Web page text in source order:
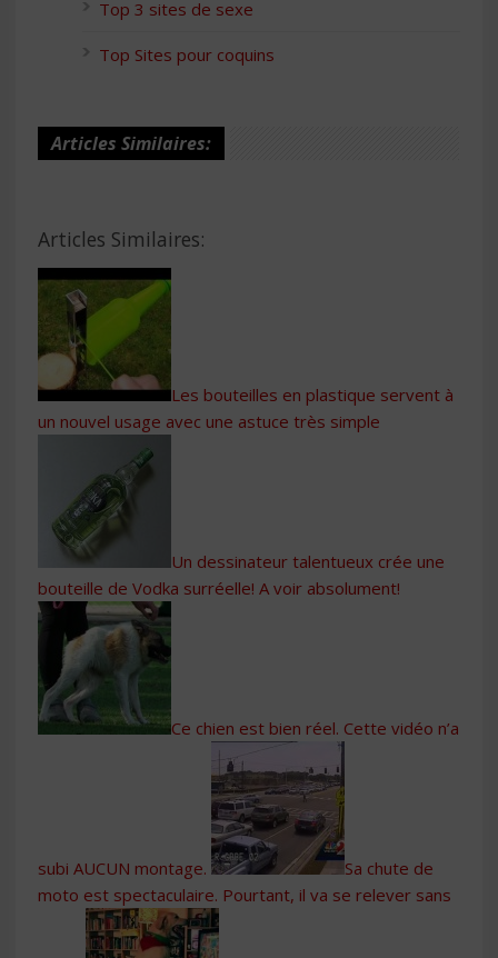
Top 3 sites de sexe
Top Sites pour coquins
Articles Similaires:
Articles Similaires:
Les bouteilles en plastique servent à
un nouvel usage avec une astuce très simple
Un dessinateur talentueux crée une
bouteille de Vodka surréelle! A voir absolument!
Ce chien est bien réel. Cette vidéo n’a
subi AUCUN montage.
Sa chute de
moto est spectaculaire. Pourtant, il va se relever sans